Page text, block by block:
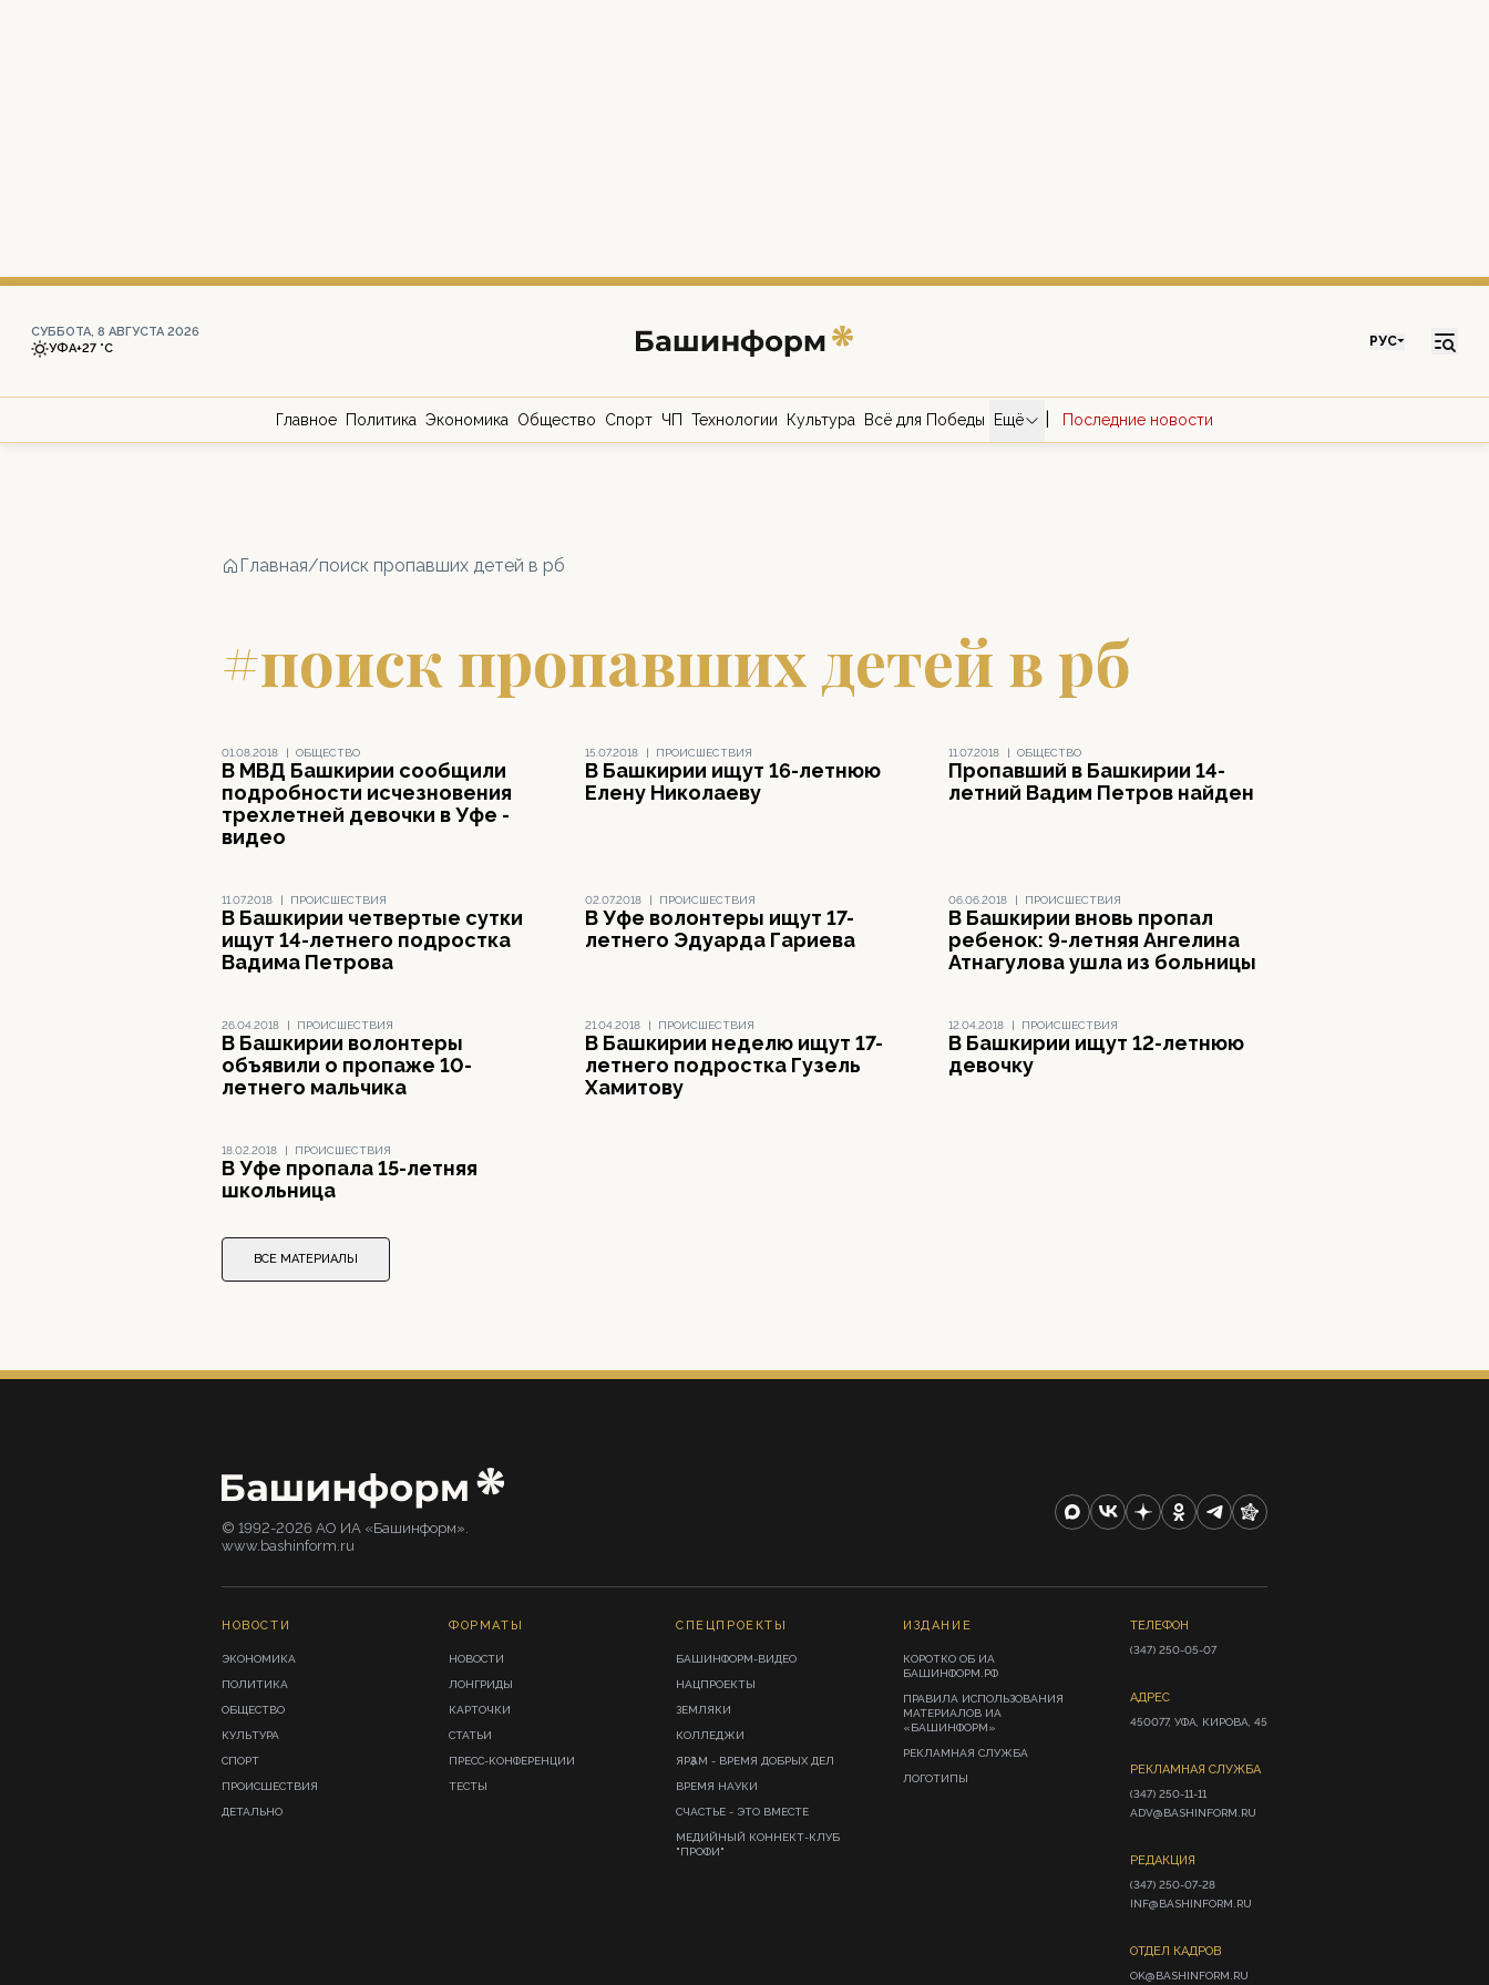
СУББОТА, 8 АВГУСТА 2026
УФА+27 °С РУС
Главное Политика Экономика Общество Спорт ЧП Технологии Культура Всё для Победы Ещё Последние новости
Главная/поиск пропавших детей в рб
#поиск пропавших детей в рб
01.08.2018 | ОБЩЕСТВО
В МВД Башкирии сообщили
подробности исчезновения
трехлетней девочки в Уфе -
видео
15.07.2018 | ПРОИСШЕСТВИЯ
В Башкирии ищут 16-летнюю
Елену Николаеву
11.07.2018 | ОБЩЕСТВО
Пропавший в Башкирии 14-
летний Вадим Петров найден
11.07.2018 | ПРОИСШЕСТВИЯ
В Башкирии четвертые сутки
ищут 14-летнего подростка
Вадима Петрова
02.07.2018 | ПРОИСШЕСТВИЯ
В Уфе волонтеры ищут 17-
летнего Эдуарда Гариева
06.06.2018 | ПРОИСШЕСТВИЯ
В Башкирии вновь пропал
ребенок: 9-летняя Ангелина
Атнагулова ушла из больницы
26.04.2018 | ПРОИСШЕСТВИЯ
В Башкирии волонтеры
объявили о пропаже 10-
летнего мальчика
21.04.2018 | ПРОИСШЕСТВИЯ
В Башкирии неделю ищут 17-
летнего подростка Гузель
Хамитову
12.04.2018 | ПРОИСШЕСТВИЯ
В Башкирии ищут 12-летнюю
девочку
18.02.2018 | ПРОИСШЕСТВИЯ
В Уфе пропала 15-летняя
школьница
ВСЕ МАТЕРИАЛЫ
© 1992-2026 АО ИА «Башинформ».
www.bashinform.ru
НОВОСТИ
ЭКОНОМИКА
ПОЛИТИКА
ОБЩЕСТВО
КУЛЬТУРА
СПОРТ
ПРОИСШЕСТВИЯ
ДЕТАЛЬНО
ФОРМАТЫ
НОВОСТИ
ЛОНГРИДЫ
КАРТОЧКИ
СТАТЬИ
ПРЕСС-КОНФЕРЕНЦИИ
ТЕСТЫ
СПЕЦПРОЕКТЫ
БАШИНФОРМ-ВИДЕО
НАЦПРОЕКТЫ
ЗЕМЛЯКИ
КОЛЛЕДЖИ
ЯРҘАМ - ВРЕМЯ ДОБРЫХ ДЕЛ
ВРЕМЯ НАУКИ
СЧАСТЬЕ - ЭТО ВМЕСТЕ
МЕДИЙНЫЙ КОННЕКТ-КЛУБ
"ПРОФИ"
ИЗДАНИЕ
КОРОТКО ОБ ИА
БАШИНФОРМ.РФ
ПРАВИЛА ИСПОЛЬЗОВАНИЯ
МАТЕРИАЛОВ ИА
«БАШИНФОРМ»
РЕКЛАМНАЯ СЛУЖБА
ЛОГОТИПЫ
ТЕЛЕФОН
(347) 250-05-07
АДРЕС
450077, УФА, КИРОВА, 45
РЕКЛАМНАЯ СЛУЖБА
(347) 250-11-11
ADV@BASHINFORM.RU
РЕДАКЦИЯ
(347) 250-07-28
INF@BASHINFORM.RU
ОТДЕЛ КАДРОВ
OK@BASHINFORM.RU